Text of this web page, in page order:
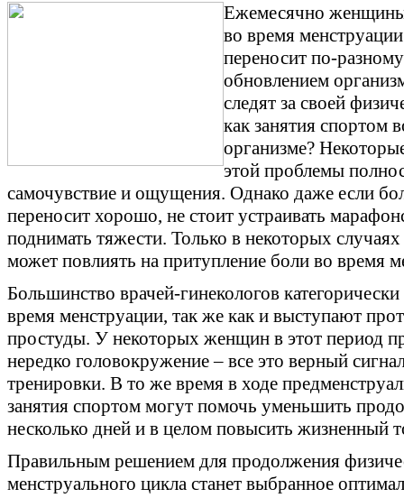
Ежемесячно
во время
переносит по-
обновлением
следят за своей
как занятия спортом
организме?
этой проблемы
самочувствие и ощущения. Однако даже если
переносит хорошо, не стоит устраивать
поднимать тяжести. Только в некоторых
может повлиять на притупление боли во время
Большинство врачей-гинекологов
время менструации, так же как и выступают
простуды. У некоторых женщин в этот период
нередко головокружение – все это верный
тренировки. В то же время в ходе
занятия спортом могут помочь уменьшить
несколько дней и в целом повысить жизненный
Правильным решением для продолжения
менструального цикла станет выбранное